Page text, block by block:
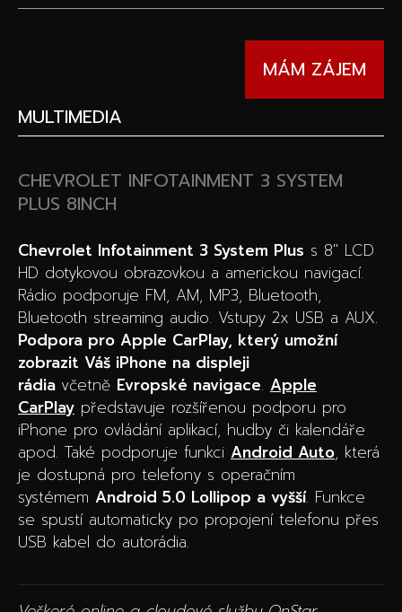
MÁM ZÁJEM
MULTIMEDIA
CHEVROLET INFOTAINMENT 3 SYSTEM
PLUS 8INCH
Chevrolet Infotainment 3 System Plus s 8″ LCD
HD dotykovou obrazovkou a americkou navigací.
Rádio podporuje FM, AM, MP3, Bluetooth,
Bluetooth streaming audio. Vstupy 2x USB a AUX.
Podpora pro Apple CarPlay, který umožní
zobrazit Váš iPhone na displeji
rádia včetně Evropské navigace. Apple
CarPlay představuje rozšířenou podporu pro
iPhone pro ovládání aplikací, hudby či kalendáře
apod. Také podporuje funkci Android Auto, která
je dostupná pro telefony s operačním
systémem Android 5.0 Lollipop a vyšší. Funkce
se spustí automaticky po propojení telefonu přes
USB kabel do autorádia.